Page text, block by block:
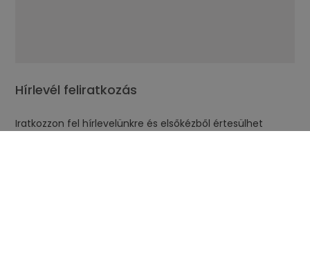
Hírlevél feliratkozás
Iratkozzon fel hírlevelünkre és elsőkézből értesülhet
legújabb akcióinkról, ajánlatainkról!